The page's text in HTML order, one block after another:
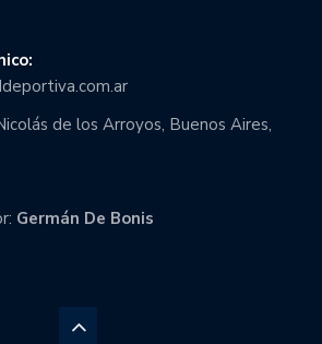
de los Arroyos, Buenos Aires,
Germán De Bonis